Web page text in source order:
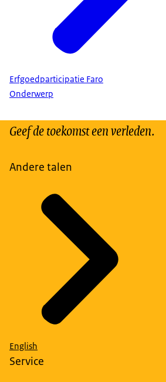
Erfgoedparticipatie Faro
Onderwerp
Geef de toekomst een verleden.
Andere talen
English
Service